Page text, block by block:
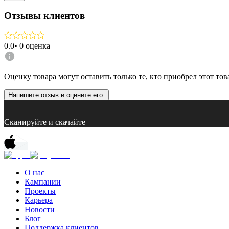
Отзывы клиентов
0.0• 0 оценка
Оценку товара могут оставить только те, кто приобрел этот
Напишите отзыв и оцените его.
Сканируйте и скачайте
О нас
Кампании
Проекты
Карьера
Новости
Блог